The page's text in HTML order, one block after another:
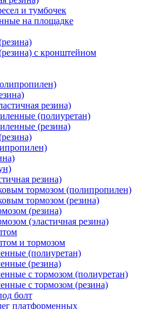
и тумбочек
на площадке
с кронштейном
резина)
(полиуретан)
(резина)
резина)
тормозом (полипропилен)
тормозом (резина)
(резина)
(эластичная резина)
и тормозом
(полиуретан)
(резина)
с тормозом (полиуретан)
с тормозом (резина)
болт
платформенных